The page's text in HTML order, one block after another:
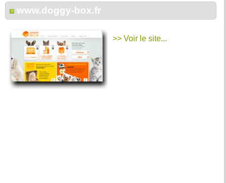
www.doggy-box.fr
>> Voir le site...